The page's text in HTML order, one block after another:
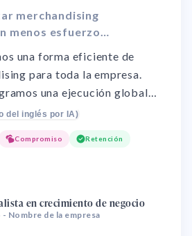
merchandising
menos esfuerzo
una forma eficiente de
para toda la empresa.
una ejecución global
logística sólida, alto nivel
fue menos esfuerzo
de tiempo y una
más fluida.
del inglés por IA)
Compromiso Retención
en crecimiento de negocio
Nombre de la empresa